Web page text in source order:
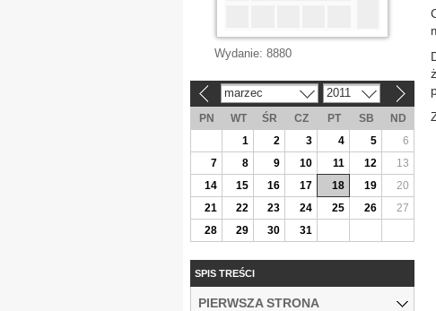
Wydanie: 8880
marzec 2011
PN WT ŚR CZ PT SB
ND
1
2 3 4 5
6
7
8 9 10 11 12
13
14
15 16 17 18 19
20
21
22 23 24 25 26
27
28
29 30 31
SPIS TREŚCI
PIERWSZA STRONA